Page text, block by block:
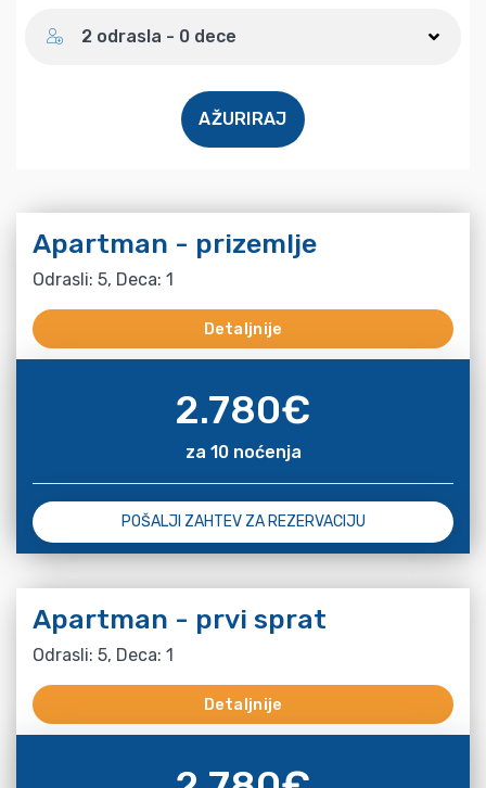
2 odrasla - 0 dece
AŽURIRAJ
Apartman - prizemlje
Odrasli: 5, Deca: 1
Detaljnije
2.780€
za 10 noćenja
POŠALJI ZAHTEV ZA REZERVACIJU
Apartman - prvi sprat
Odrasli: 5, Deca: 1
Detaljnije